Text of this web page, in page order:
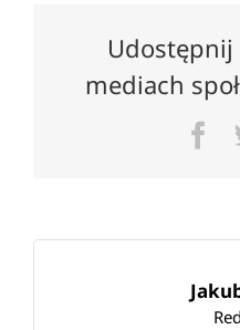
Udostępnij
mediach